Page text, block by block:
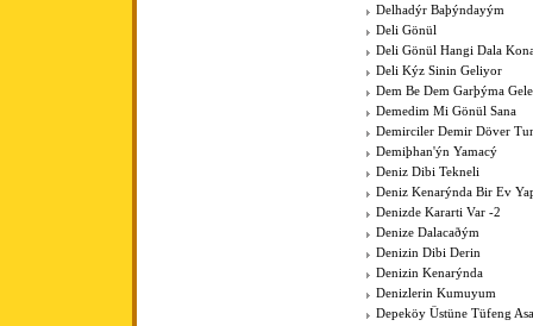
Delhadýr Baþýndayým
Deli Gönül
Deli Gönül Hangi Dala
Deli Kýz Sinin Geliyor
Dem Be Dem Garþýma
Demedim Mi Gönül Sana
Demirciler Demir Döver
Demiþhan'ýn Yamacý
Deniz Dibi Tekneli
Deniz Kenarýnda Bir Ev
Denizde Kararti Var -2
Denize Dalacaðým
Denizin Dibi Derin
Denizin Kenarýnda
Denizlerin Kumuyum
Depeköy Üstüne Tüfeng